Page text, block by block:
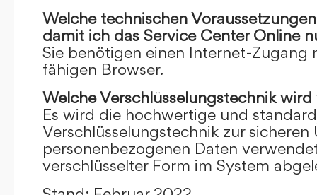
Welche technischen
damit ich das Service Center Online
Sie benötigen einen Internet-Zugang
fähigen Browser.
Welche Verschlüsselungstechnik
Es wird die hochwertige und
Verschlüsselungstechnik zur
personenbezogenen Daten
verschlüsselter Form im System